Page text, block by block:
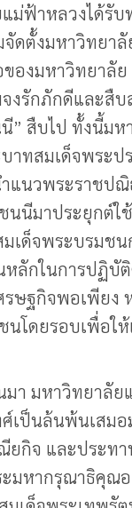
ม่ฟ้าหลวงได้รั
จัดตั้งมหาวิทย
องมหาวิทยาลั
งรักภักดีและสื
” สืบไป ทั้งนี้ม
าทสมเด็จพระ
แนวพระราชปณิ
นนีมาประยุกต์ใ
เด็จพระบรมช
ลักในการปฏิบั
ษฐกิจพอเพียง
โดยรอบเพื่อใ
า มหาวิทยาลั
เป็นล้นพ้นเสม
กิจ และประท
มหากรุณาธิคุณอ